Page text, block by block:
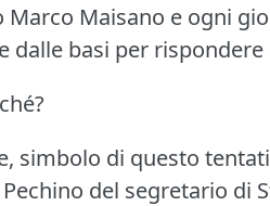
Marco Maisano e ogni
dalle basi per
simbolo di questo
del segretario di